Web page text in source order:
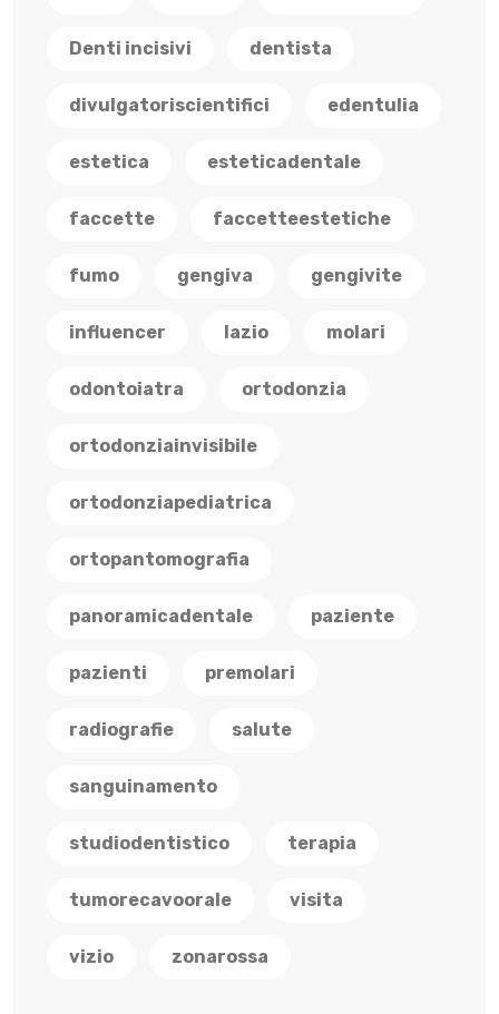
Denti incisivi dentista
divulgatoriscientifici edentulia
estetica esteticadentale
faccette faccetteestetiche
fumo gengiva gengivite
influencer lazio molari
odontoiatra ortodonzia
ortodonziainvisibile
ortodonziapediatrica
ortopantomografia
panoramicadentale paziente
pazienti premolari
radiografie salute
sanguinamento
studiodentistico terapia
tumorecavoorale visita
vizio zonarossa